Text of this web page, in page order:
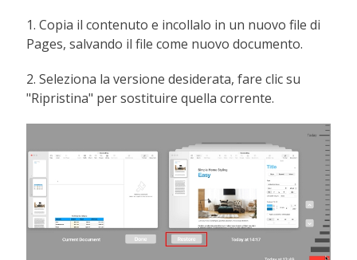
1. Copia il contenuto e incollalo in un nuovo file di
Pages, salvando il file come nuovo documento.
2. Seleziona la versione desiderata, fare clic su
"Ripristina" per sostituire quella corrente.